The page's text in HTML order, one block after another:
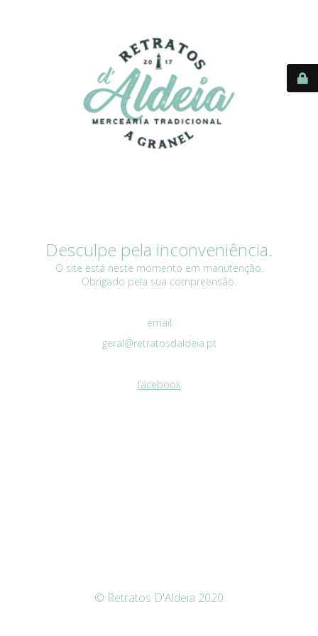
Desculpe pela inconveniência.
O site está neste momento em manutenção.
Obrigado pela sua compreensão.
email
geral@retratosdaldeia.pt
facebook
© Retratos D'Aldeia 2020